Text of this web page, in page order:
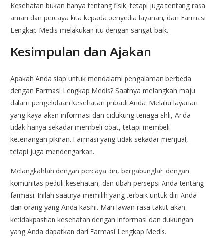
Kesehatan bukan hanya tentang fisik, tetapi juga tentang rasa
aman dan percaya kita kepada penyedia layanan, dan Farmasi
Lengkap Medis melakukan itu dengan sangat baik.
Kesimpulan dan Ajakan
Apakah Anda siap untuk mendalami pengalaman berbeda
dengan Farmasi Lengkap Medis? Saatnya melangkah maju
dalam pengelolaan kesehatan pribadi Anda. Melalui layanan
yang kaya akan informasi dan didukung tenaga ahli, Anda
tidak hanya sekadar membeli obat, tetapi membeli
ketenangan pikiran. Farmasi yang tidak sekadar menjual,
tetapi juga mendengarkan.
Melangkahlah dengan percaya diri, bergabunglah dengan
komunitas peduli kesehatan, dan ubah persepsi Anda tentang
farmasi. Inilah saatnya memilih yang terbaik untuk diri Anda
dan orang yang Anda kasihi. Mari lawan rasa takut akan
ketidakpastian kesehatan dengan informasi dan dukungan
yang Anda dapatkan dari Farmasi Lengkap Medis.